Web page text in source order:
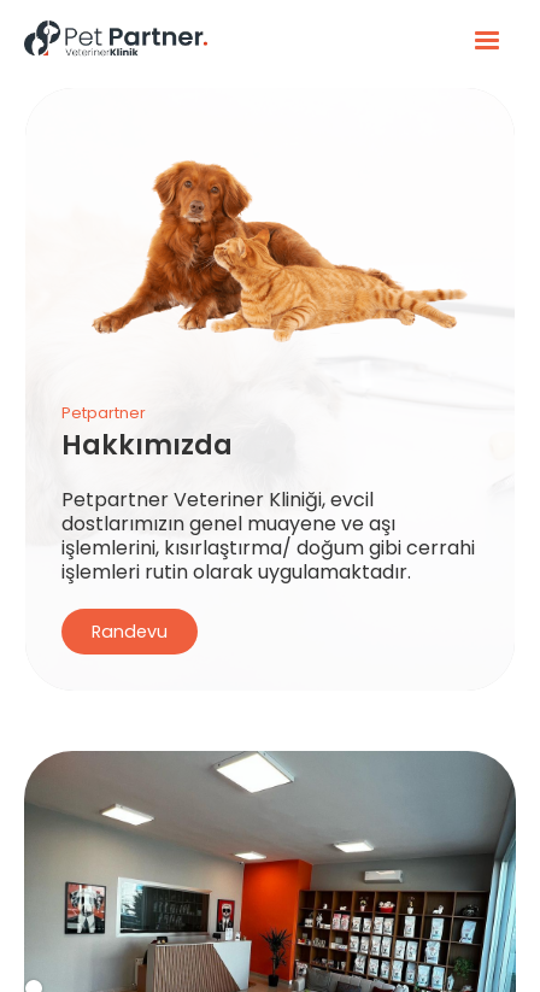
Petpartner
Hakkımızda
Petpartner Veteriner Kliniği, evcil
dostlarımızın genel muayene ve aşı
işlemlerini, kısırlaştırma/ doğum gibi cerrahi
işlemleri rutin olarak uygulamaktadır.
Randevu